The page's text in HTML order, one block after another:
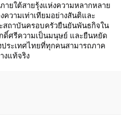
ายใต้สายรุ้งแห่งความหลากหลาย
ความเท่าเทียมอย่างสันติและ
สถาบันครอบครัวยืนยันพันธกิจใน
ดิ์ศรีความเป็นมนุษย์ และยืนหยัด
ระเทศไทยที่ทุกคนสามารถภาค
งแท้จริง